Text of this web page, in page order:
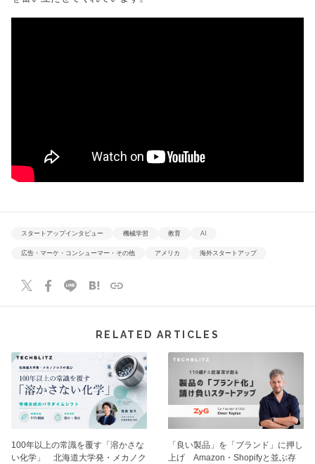
スタートアップインタビュー 機械学習 教育 AI
広告・マーケ・コンシューマー・その他 アメリカ 海外スタートアップ
RELATED ARTICLES
100年以上の常識を覆す「溶かさな
い化学」 北海道大学発・メカノク
「良い製品」を「ブランド」に押し
上げ Amazon・Shopifyと並ぶ存